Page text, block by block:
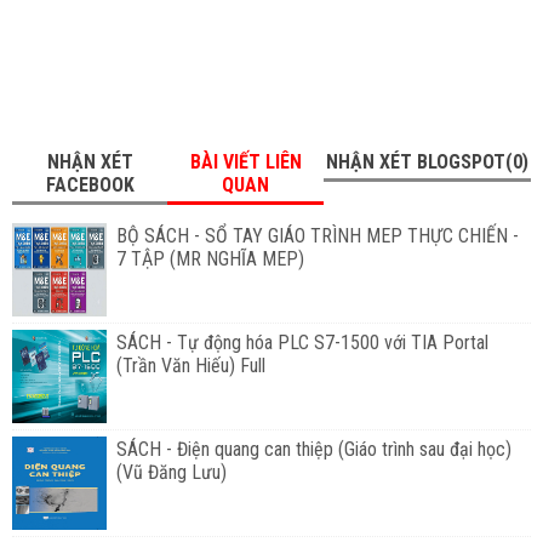
NHẬN XÉT
FACEBOOK
BÀI VIẾT LIÊN
QUAN
NHẬN XÉT BLOGSPOT(0)
BỘ SÁCH - SỔ TAY GIÁO TRÌNH MEP THỰC CHIẾN -
7 TẬP (MR NGHĨA MEP)
SÁCH - Tự động hóa PLC S7-1500 với TIA Portal
(Trần Văn Hiếu) Full
SÁCH - Điện quang can thiệp (Giáo trình sau đại học)
(Vũ Đăng Lưu)